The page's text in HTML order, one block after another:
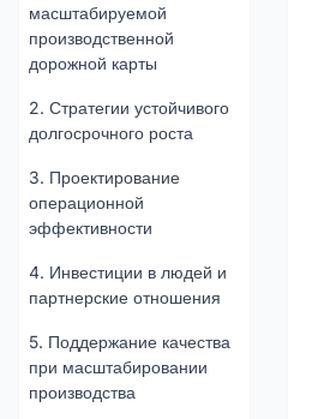
масштабируемой
производственной
дорожной карты
2. Стратегии устойчивого
долгосрочного роста
3. Проектирование
операционной
эффективности
4. Инвестиции в людей и
партнерские отношения
5. Поддержание качества
при масштабировании
производства